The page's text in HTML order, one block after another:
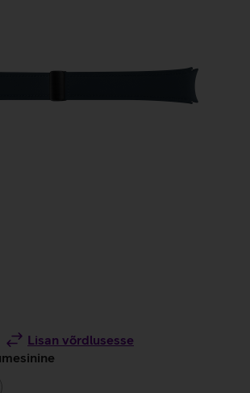
Lisan võrdlusesse